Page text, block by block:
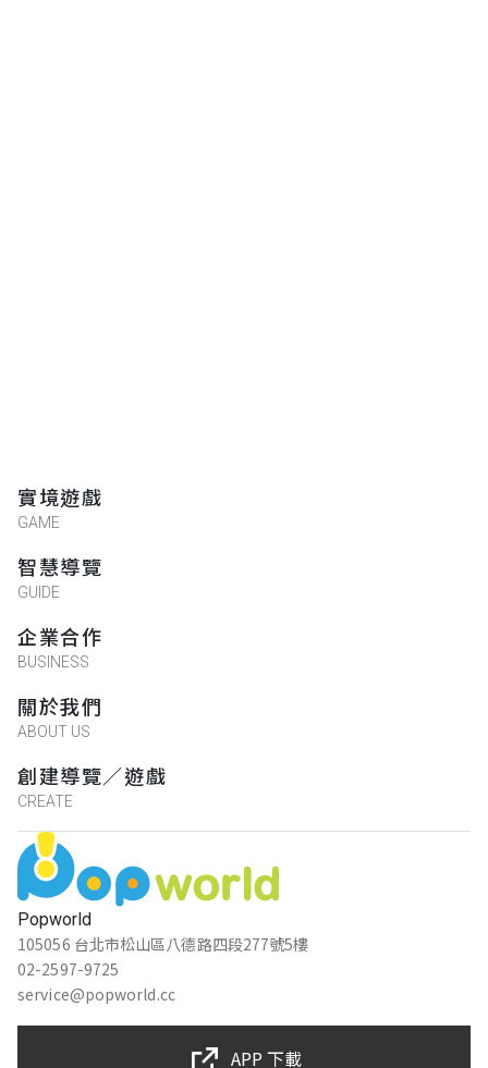
Popworld
105056 台北市松山區八德路四段277號5樓
02-2597-9725
service@popworld.cc
實境遊戲
GAME
智慧導覽
GUIDE
企業合作
BUSINESS
關於我們
ABOUT US
創建導覽／遊戲
CREATE
APP 下載